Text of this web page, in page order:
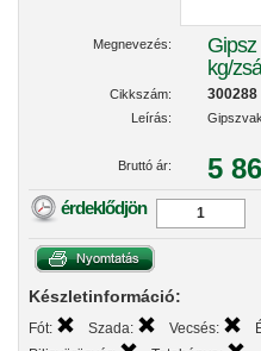
Megnevezés:
kg/
Cikkszám: 300288
Leírás:
Bruttó ár: 5
érdeklődjön
Készletinformáció:
Fót: Szada: Vecsés: